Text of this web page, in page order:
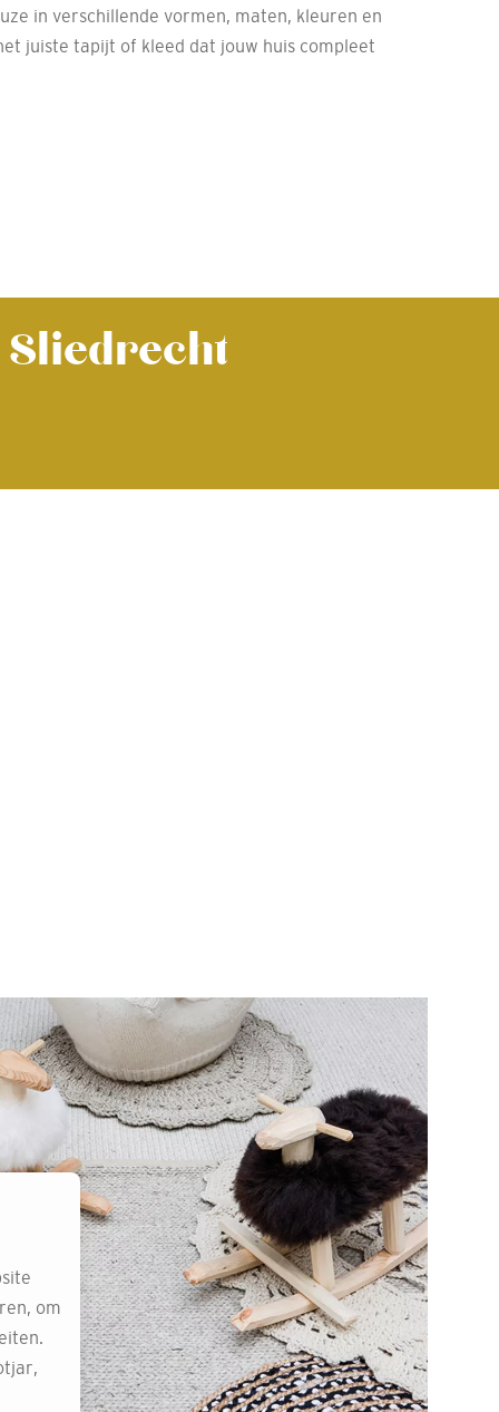
in verschillende vormen, maten, kleuren en
juiste tapijt of kleed dat jouw huis compleet
Sliedrecht
om